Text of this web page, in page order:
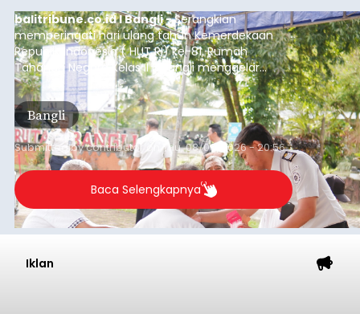
balitribune.co.id I Bangli -Serangkian
memperingati hari ulang tahun Kemerdekaan
Republik Indonesia ( HUT RI) ke-81, Rumah
Tahanan Negara Kelas II B Bangli menggelar
kegiatan pemeriksaan kesehatan gratis, Rabu
(6/8/2026).
Bangli
Submitted bycontributor Thu, 08/06/2026 - 20:56
Baca Selengkapnya
Iklan